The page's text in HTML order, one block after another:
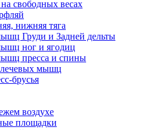
свободных весах
нижняя тяга
Груди и Задней дельты
ног и ягодиц
пресса и спины
мышц
брусья
воздухе
площадки